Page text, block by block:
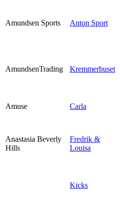
Amundsen Sports Anton Sport
AmundsenTrading Kremmerhuset
Amuse Carla
Anastasia Beverly
Hills
Fredrik &
Louisa
Kicks